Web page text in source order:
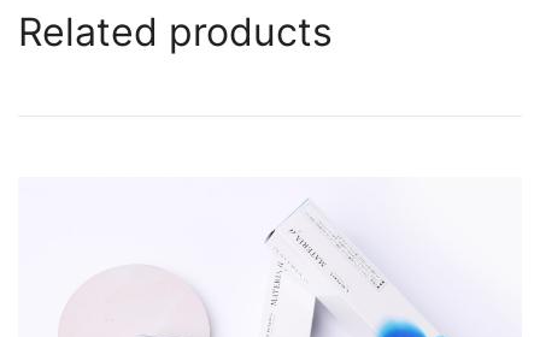
Related products